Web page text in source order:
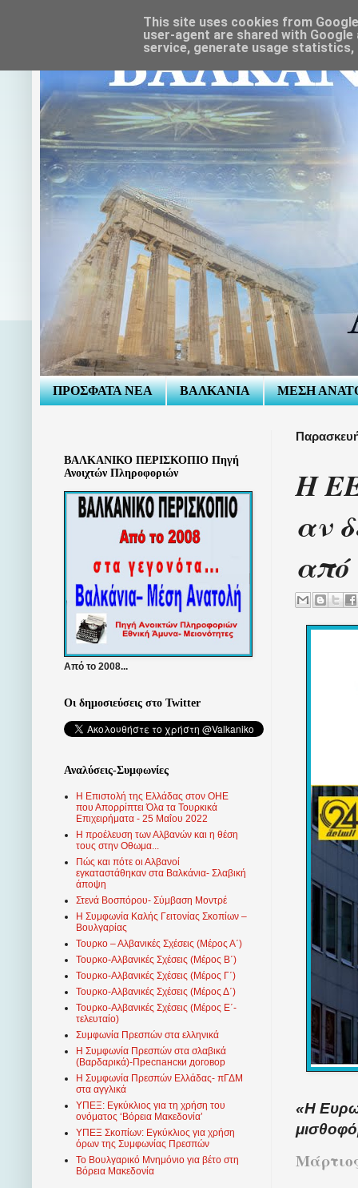
ΠΡΟΣΦΑΤΑ ΝΕΑ ΒΑΛΚΑΝΙΑ ΜΕΣΗ
Η
αν
από
«Η
ΒΑΛΚΑΝΙΚΟ ΠΕΡΙΣΚΟΠΙΟ Πηγή
Ανοιχτών Πληροφοριών
Από το 2008...
Οι δημοσιεύσεις στο Twitter
Αναλύσεις-Συμφωνίες
Η Επιστολή της Ελλάδας στον ΟΗΕ
που Απορρίπτει Όλα τα Τουρκικά
Επιχειρήματα - 25 Μαΐου 2022
Η προέλευση των Αλβανών και η θέση
τους στην Οθωμα...
Πώς και πότε οι Αλβανοί
εγκαταστάθηκαν στα Βαλκάνια- Σλαβική
άποψη
Στενά Βοσπόρου- Σύμβαση Μοντρέ
Η Συμφωνία Καλής Γειτονίας Σκοπίων –
Βουλγαρίας
Τουρκο – Αλβανικές Σχέσεις (Mέρος Α΄)
Τουρκο-Αλβανικές Σχέσεις (Μέρος Β΄)
Τουρκο-Αλβανικές Σχέσεις (Μέρος Γ΄)
Τουρκο-Αλβανικές Σχέσεις (Μέρος Δ΄)
Τουρκο-Αλβανικές Σχέσεις (Μέρος Ε΄-
τελευταίο)
Συμφωνία Πρεσπών στα ελληνικά
Η Συμφωνία Πρεσπών στα σλαβικά
(Βαρδαρικά)-Преспански договор
Η Συμφωνία Πρεσπών Ελλάδας- πΓΔΜ
στα αγγλικά
ΥΠΕΞ: Εγκύκλιος για τη χρήση του
ονόματος ‘Βόρεια Μακεδονία’
ΥΠΕΞ Σκοπίων: Εγκύκλιος για χρήση
όρων της Συμφωνίας Πρεσπών
Το Βουλγαρικό Μνημόνιο για βέτο στη
Βόρεια Μακεδονία
This site uses cookies from
user-agent are shared with
service, generate usage statistics,